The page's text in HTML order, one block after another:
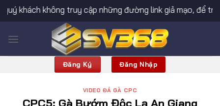
qua
dung
không truy cập những đường link giả mạo, để
Đăng Ký Đăng Nhập
VIDEO ĐÁ GÀ CPC
CPC5: Gà Bướm Độc Lạ An Giang